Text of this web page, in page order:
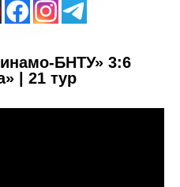
БНТУ» 3:6
| 21 тур